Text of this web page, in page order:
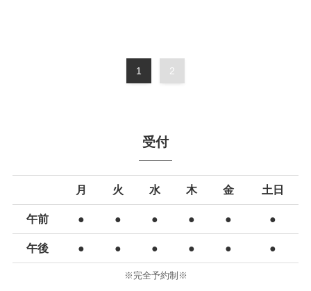
1 2
受付
月 火 水 木 金 土日
午前 ● ● ● ● ● ●
午後 ● ● ● ● ● ●
※完全予約制※